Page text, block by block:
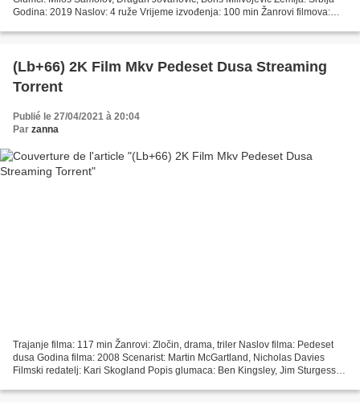
Godina: 2019 Naslov: 4 ruže Vrijeme izvođenja: 100 min Žanrovi filmova:
(Lb+66) 2K Film Mkv Pedeset Dusa Streaming
Torrent
Publié le 27/04/2021 à 20:04
Par zanna
Trajanje filma: 117 min Žanrovi: Zločin, drama, triler Naslov filma: Pedeset
dusa Godina filma: 2008 Scenarist: Martin McGartland, Nicholas Davies
Filmski redatelj: Kari Skogland Popis glumaca: Ben Kingsley, Jim Sturgess,